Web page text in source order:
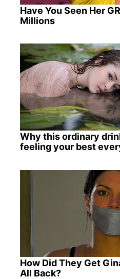
Have You Seen Her
Millions
Why this ordinary
feeling your best
How Did They Get
All Back?